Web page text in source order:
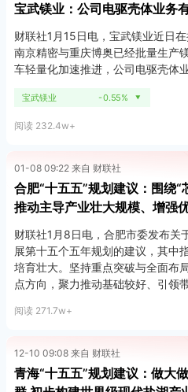
宝武镁业：公司电驱壳体业务
财联社1月15日电，宝武镁业近日
南京精密与重庆博奥已经批量生产
车轻量化加速推进，公司电驱壳体
宝武镁业 -0.55% ▼
阅读 232.4w+
01-08 09:22 来自 财联社
合肥“十五五”规划建议：围绕
推动主导产业壮大规模、增强
财联社1月8日电，合肥市委发布关
展第十五个五年规划的建议，其中
培育壮大。坚持重点突破与全面布
点方向，聚力推动基础较好、引领
阅读 271.7w+
12-10 09:08 来自 财联社
青海“十五五”规划建议：做大